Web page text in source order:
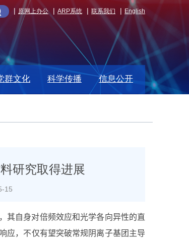
原网上办公 ARP系统 联系我们 English
群文化 科学传播 信息公开
研究取得进展
15
其自身对倍频效应和光学各向异性的直
应，不仅有望突破常规阴离子基团主导